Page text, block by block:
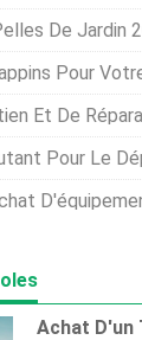
De Jardin
Pour Votre
Et De
Pour Le